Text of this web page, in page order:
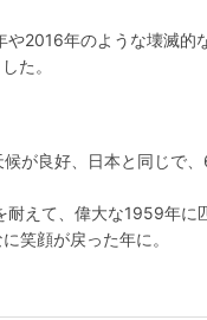
2016年のような壊滅的
た。
が良好、日本と同じで
えて、偉大な1959年に
笑顔が戻った年に。